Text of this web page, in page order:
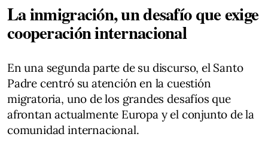
La inmigración, un desafío que exige
cooperación internacional
En una segunda parte de su discurso, el Santo
Padre centró su atención en la cuestión
migratoria, uno de los grandes desafíos que
afrontan actualmente Europa y el conjunto de la
comunidad internacional.